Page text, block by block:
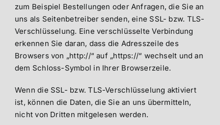
zum Beispiel Bestellungen oder Anfragen, die Sie an
uns als Seitenbetreiber senden, eine SSL- bzw. TLS-
Verschlüsselung. Eine verschlüsselte Verbindung
erkennen Sie daran, dass die Adresszeile des
Browsers von „http://“ auf „https://“ wechselt und an
dem Schloss-Symbol in Ihrer Browserzeile.
Wenn die SSL- bzw. TLS-Verschlüsselung aktiviert
ist, können die Daten, die Sie an uns übermitteln,
nicht von Dritten mitgelesen werden.